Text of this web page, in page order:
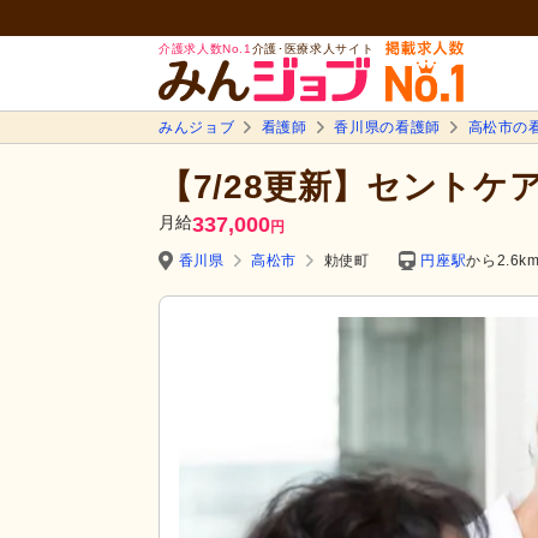
介護求人数No.1 介護･医療求人サイト
みんジョブ 看護師 香川県の看護師 高松市の
【7/28更新】セントケ
月給337,000円
香川県
高松市 勅使町 円座駅から